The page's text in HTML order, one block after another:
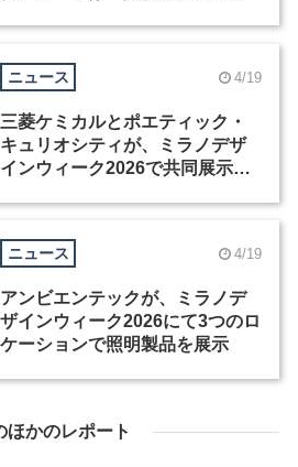
ニュース 4/19
三菱ケミカルとポエティック・
キュリオシティが、ミラノデザ
インウィーク2026で共同展示を
ニュース 4/19
アンビエンテックが、ミラノデ
ザインウィーク2026にて3つのロ
ケーションで照明製品を展示
ほかのレポート